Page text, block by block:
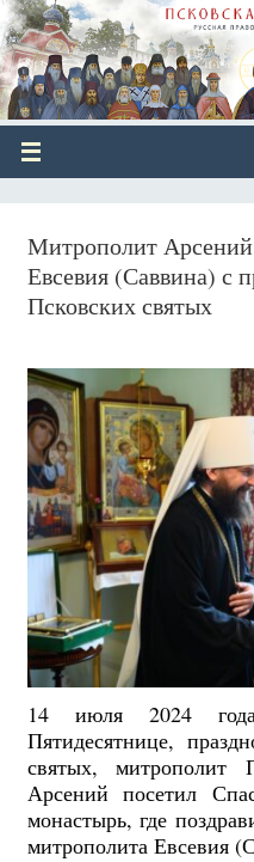
Митрополит
Евсевия (Саввина) с
Псковских святых
14 июля 2024
Пятидесятнице,
святых, митрополит
Арсений посетил
монастырь, где
митрополита Евсевия